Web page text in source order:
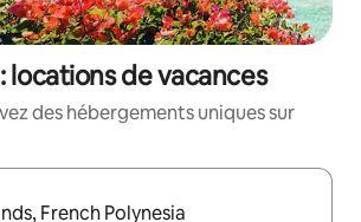
locations de vacances
des hébergements uniques sur
s'affichent, utilisez les flèches vers le